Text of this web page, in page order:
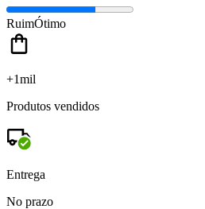
RuimÓtimo
+1mil
Produtos vendidos
Entrega
No prazo